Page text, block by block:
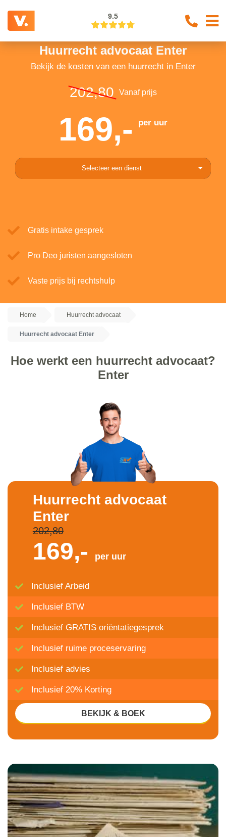
9.5
Huurrecht advocaat Enter
Bekijk de kosten van een huurrecht in Enter
202,80 Vanaf prijs
169,- per uur
Selecteer een dienst
Gratis intake gesprek
Pro Deo juristen aangesloten
Vaste prijs bij rechtshulp
Home Huurrecht advocaat
Huurrecht advocaat Enter
Hoe werkt een huurrecht advocaat?
Enter
Huurrecht advocaat
Enter
202,80
169,- per uur
Inclusief Arbeid
Inclusief BTW
Inclusief GRATIS oriëntatiegesprek
Inclusief ruime proceservaring
Inclusief advies
Inclusief 20% Korting
BEKIJK & BOEK